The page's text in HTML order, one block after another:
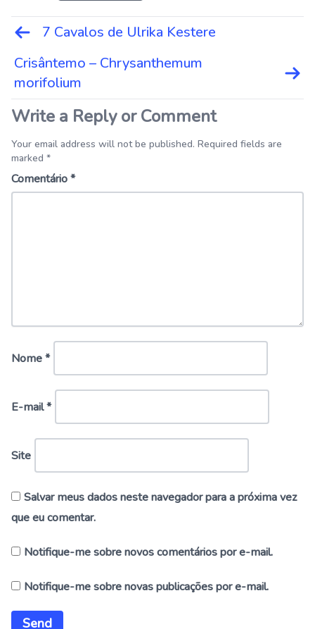
Navegação
de
Post
7 Cavalos de Ulrika Kestere
Crisântemo – Chrysanthemum
morifolium
Write a Reply or Comment
Your email address will not be published. Required fields are
marked *
Comentário*
Nome*
E-mail*
Site
Salvar meus dados neste navegador para a próxima vez
que eu comentar.
Notifique-me sobre novos comentários por e-mail.
Notifique-me sobre novas publicações por e-mail.